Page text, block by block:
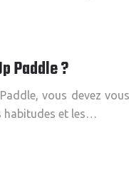
Paddle ?
vous devez
habitudes et les…